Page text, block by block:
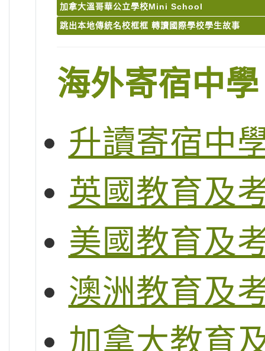
加拿大溫哥華公立學校Mini School
跳出本地傳統名校框框 轉讀國際學校學生故事
海外寄宿中學
升讀寄宿中
英國教育及
美國教育及
澳洲教育及
加拿大教育